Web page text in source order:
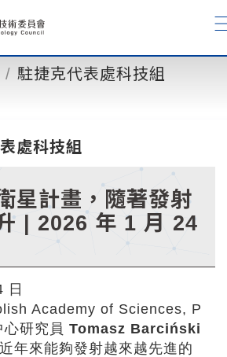
駐捷克代表處科技組
處科技組
星計畫，隨著發射
| 2026 年 1 月 24
日
Academy of Sciences, P
研究員 Tomasz Barciński
年來能夠發射越來越先進的